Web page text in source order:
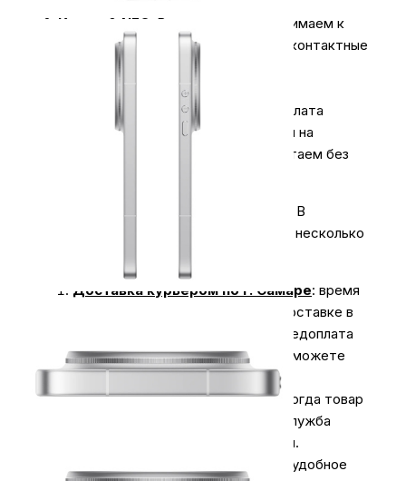
2. Карты & NFC В магазинах мы принимаем к
оплате карты всех типов, а также бесконтактные
Оплата для юридических лиц
Оплата
производиться безналичным платежом на
расчётный счёт магазина (важно работаем без
Экономьте время на получении заказа. В
интернет-магазине My Store доступно несколько
Доставка курьером по г. Самаре: время
доставки с 10:00 до 20:00. При доставке в
отдаленные районы возможна предоплата
за доставку. Оплатить заказ вы сможете
наличными курьеру.
Курьерская доставка СДЭК. Когда товар
поступит на склад, курьерская служба
свяжется для уточнения деталей.
Специалист предложит выбрать удобное